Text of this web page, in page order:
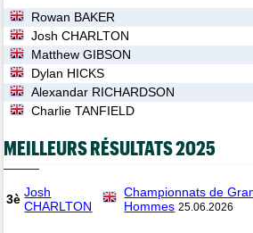
Rowan BAKER
Josh CHARLTON
Matthew GIBSON
Dylan HICKS
Alexandar RICHARDSON
Charlie TANFIELD
MEILLEURS RÉSULTATS 2025
3è Josh
CHARLTON
Championnats de
Hommes 25.06.2026